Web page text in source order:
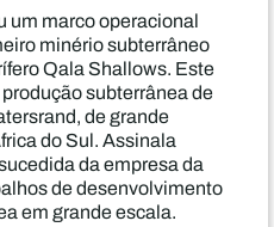
um marco operacional
minério subterrâneo
Qala Shallows. Este
subterrânea de
de grande
do Sul. Assinala
da empresa da
de desenvolvimento
em grande escala.